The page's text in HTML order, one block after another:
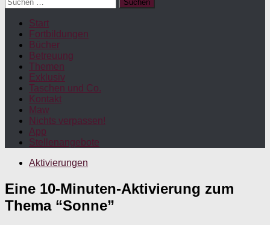
nach:
Start
Fortbildungen
Bücher
Betreuung
Themen
Exklusiv
Taschen und Co.
Kontakt
Maw
Nichts verpassen!
App
Stellenangebote
Aktivierungen
Eine 10-Minuten-Aktivierung zum
Thema “Sonne”